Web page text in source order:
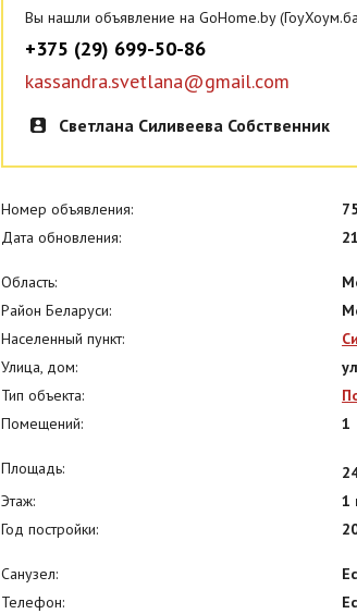
Вы нашли объявление на GoHome.by
+375 (29) 699-50-86
kassandra.svetlana@gmail.com
Светлана Силивеева Собственник
Номер объявления:
Дата обновления:
Область:
Район Беларуси:
Населенный пункт:
Улица, дом:
Тип объекта:
Помещений:
1
Площадь:
Этаж:
1
Год постройки:
Санузел:
Телефон: